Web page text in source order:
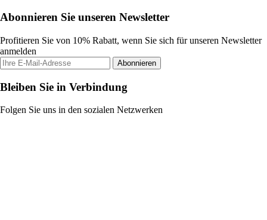
Abonnieren Sie unseren Newsletter
Profitieren Sie von 10% Rabatt, wenn Sie sich für unseren Newsletter
anmelden
Abonnieren
Bleiben Sie in Verbindung
Folgen Sie uns in den sozialen Netzwerken